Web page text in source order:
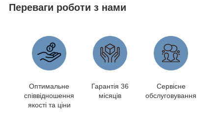
Переваги роботи з нами
Оптимальне
співвідношення
якості та ціни
Гарантія 36
місяців
Сервісне
обслуговування